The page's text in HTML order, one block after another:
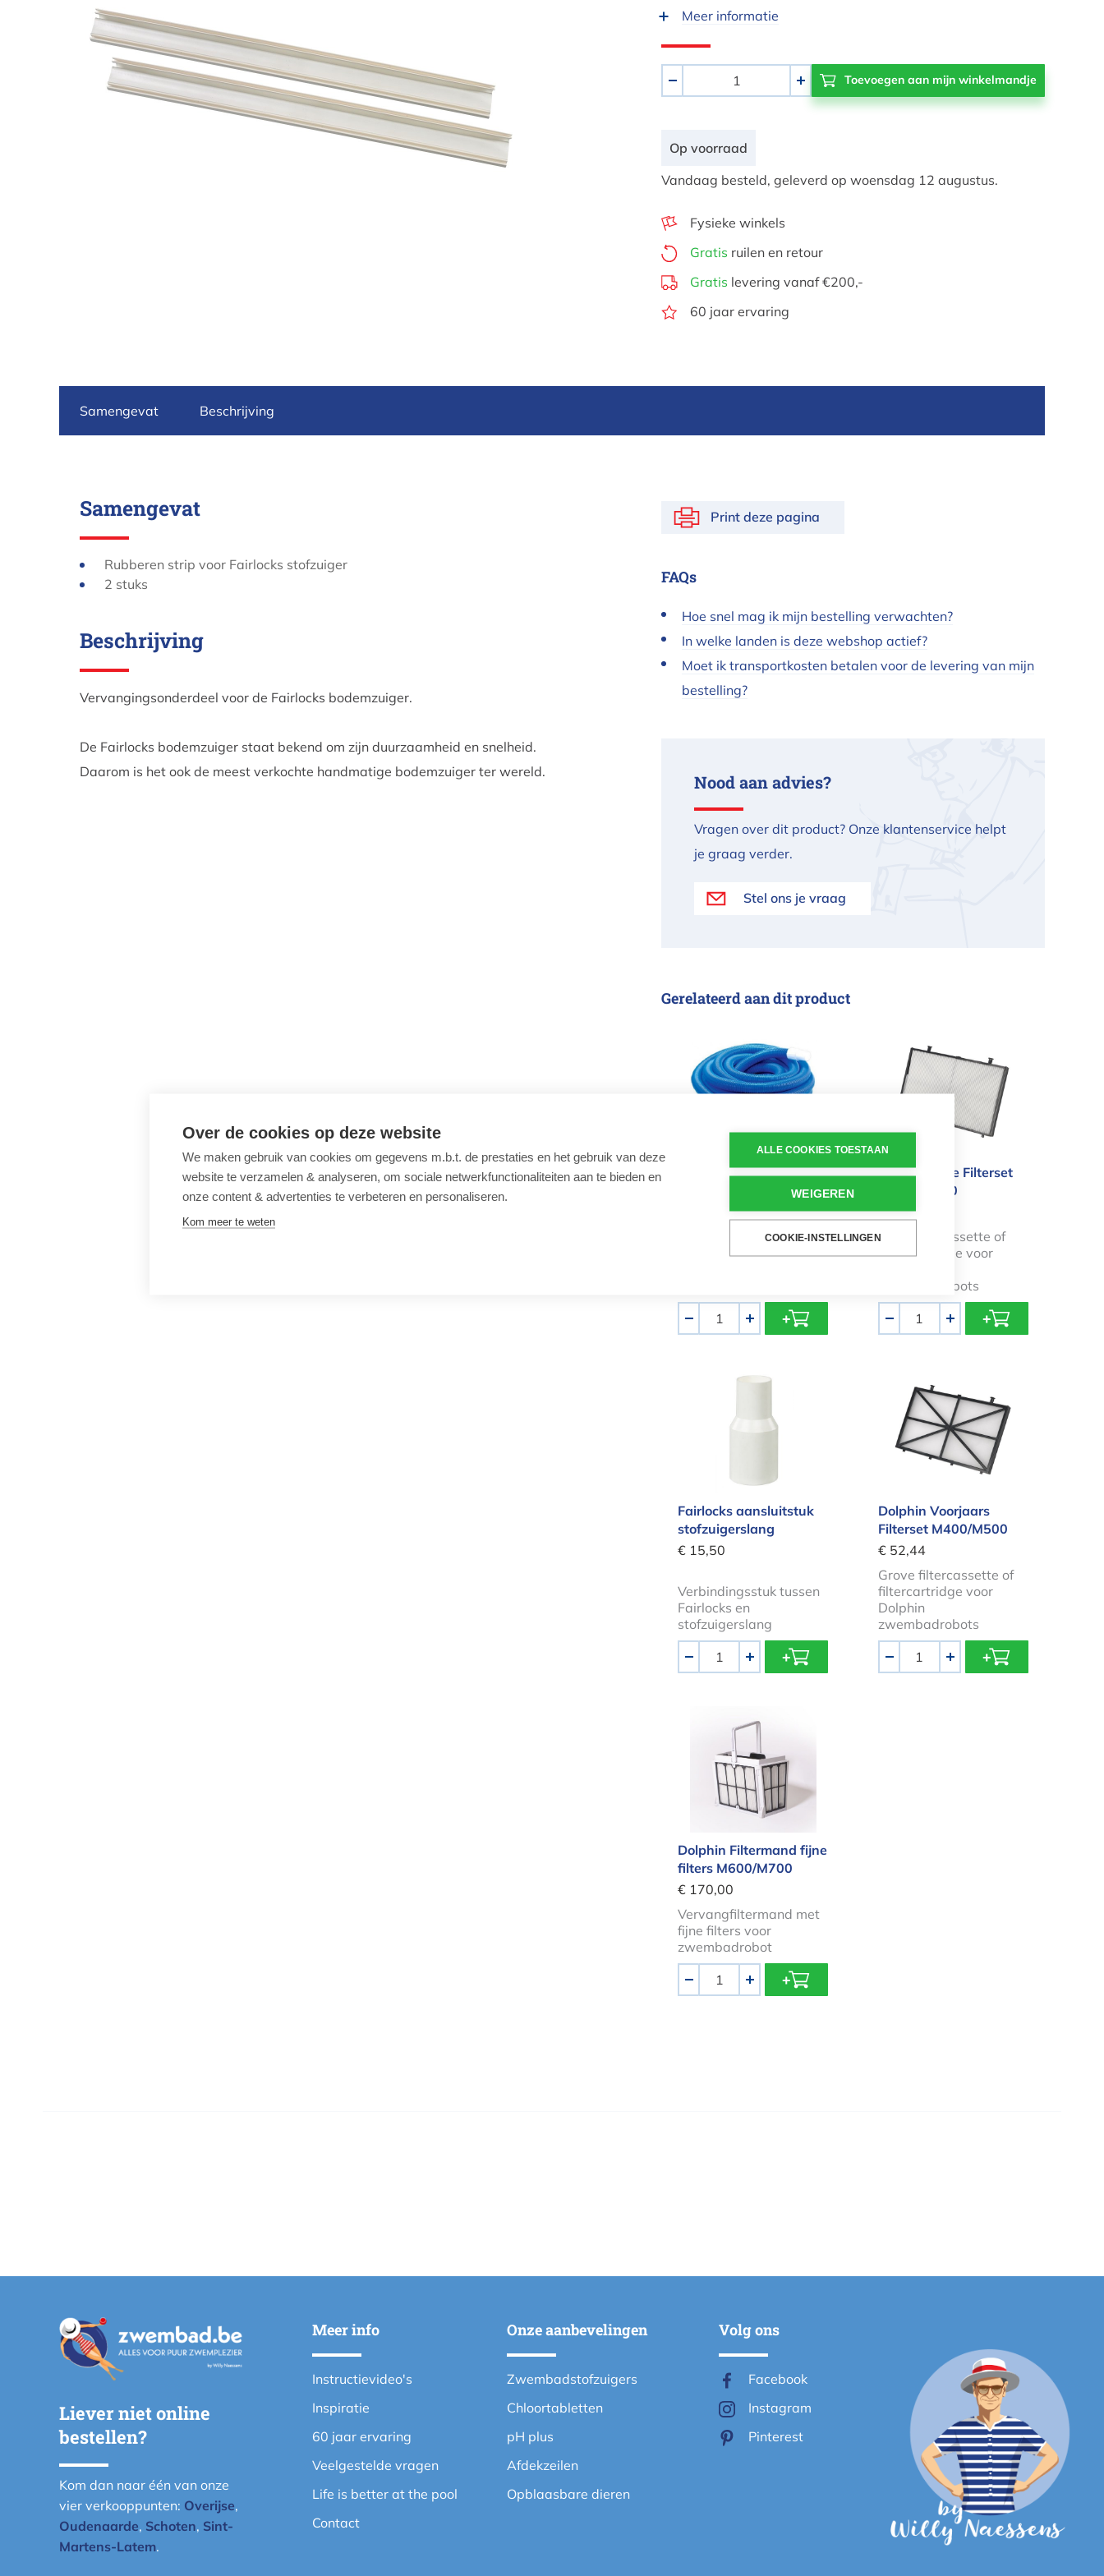
Meer informatie
+
Op voorraad
Vandaag besteld, geleverd op woensdag 12 augustus.
Fysieke winkels
Gratis ruilen en retour
Gratis levering vanaf €200,-
60 jaar ervaring
Samengevat Beschrijving
Samengevat
Rubberen strip voor Fairlocks stofzuiger
2 stuks
Beschrijving
Vervangingsonderdeel voor de Fairlocks bodemzuiger.
De Fairlocks bodemzuiger staat bekend om zijn duurzaamheid en snelheid.
Daarom is het ook de meest verkochte handmatige bodemzuiger ter wereld.
Print deze pagina
FAQs
Hoe snel mag ik mijn bestelling verwachten?
In welke landen is deze webshop actief?
Moet ik transportkosten betalen voor de levering van mijn
bestelling?
Nood aan advies?
Vragen over dit product? Onze klantenservice helpt
je graag verder.
Stel ons je vraag
Gerelateerd aan dit product
Stofzuigerslang 15 meter
Stofzuigerslang 15
+
Dolphin Fijne Filterset
M400/ M500
€ 99,00
Fijne filtercassette of
filtercartridge voor
zwembadrobots
+
Fairlocks aansluitstuk stofzuigerslang
Fairlocks aansluitstuk
stofzuigerslang
€ 15,50
Verbindingsstuk tussen
Fairlocks en
stofzuigerslang
+
Dolphin Voorjaars
Filterset M400/M500
€ 52,44
Grove filtercassette of
filtercartridge voor
Dolphin
zwembadrobots
+
Dolphin Filtermand fijne filters M600/M700
Dolphin Filtermand fijne
filters M600/M700
€ 170,00
Vervangfiltermand met
fijne filters voor
zwembadrobot
+
Liever niet online
bestellen?
Kom dan naar één van onze
vier verkooppunten: Overijse,
Oudenaarde, Schoten, Sint-
Martens-Latem.
Meer info
Instructievideo's
Inspiratie
60 jaar ervaring
Veelgestelde vragen
Life is better at the pool
Contact
Onze aanbevelingen
Zwembadstofzuigers
Chloortabletten
pH plus
Afdekzeilen
Opblaasbare dieren
Volg ons
Facebook
Instagram
Pinterest
Over de cookies op deze website
We maken gebruik van cookies om gegevens m.b.t. de prestaties en het gebruik van deze
website te verzamelen & analyseren, om sociale netwerkfunctionaliteiten aan te bieden en
onze content & advertenties te verbeteren en personaliseren.
Kom meer te weten
ALLE COOKIES TOESTAAN
WEIGEREN
COOKIE-INSTELLINGEN